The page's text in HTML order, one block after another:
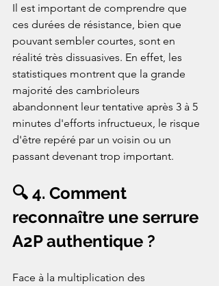
Il est important de comprendre que
ces durées de résistance, bien que
pouvant sembler courtes, sont en
réalité très dissuasives. En effet, les
statistiques montrent que la grande
majorité des cambrioleurs
abandonnent leur tentative après 3 à 5
minutes d'efforts infructueux, le risque
d'être repéré par un voisin ou un
passant devenant trop important.
🔍 4. Comment
reconnaître une serrure
A2P authentique ?
Face à la multiplication des